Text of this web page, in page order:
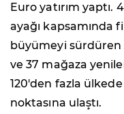
Euro yatırım yaptı.
ayağı kapsamında
büyümeyi sürdüren
ve 37 mağaza
120'den fazla ülkede
noktasına ulaştı.